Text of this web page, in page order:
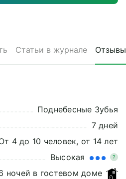
Статьи в журнале Отзывы
Поднебесные Зубья
7 дней
4 до 10 человек, от 14 лет
Высокая ?
ночей в гостевом доме